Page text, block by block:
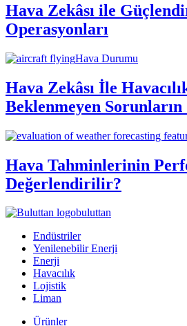
Hava Zekâsı ile
Operasyonları
Hava Durumu
Hava Zekâsı İle
Beklenmeyen
Hava Tahminlerinin
Değerlendirilir?
buluttan
Endüstriler
Yenilenebilir Enerji
Enerji
Havacılık
Lojistik
Liman
Ürünler